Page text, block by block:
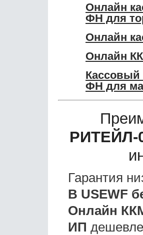
Онлайн
ФН для
Онлайн
Онлайн
ФН для
РИТЕЙЛ-
Гарантия
B USEWF
Онлайн
ИП